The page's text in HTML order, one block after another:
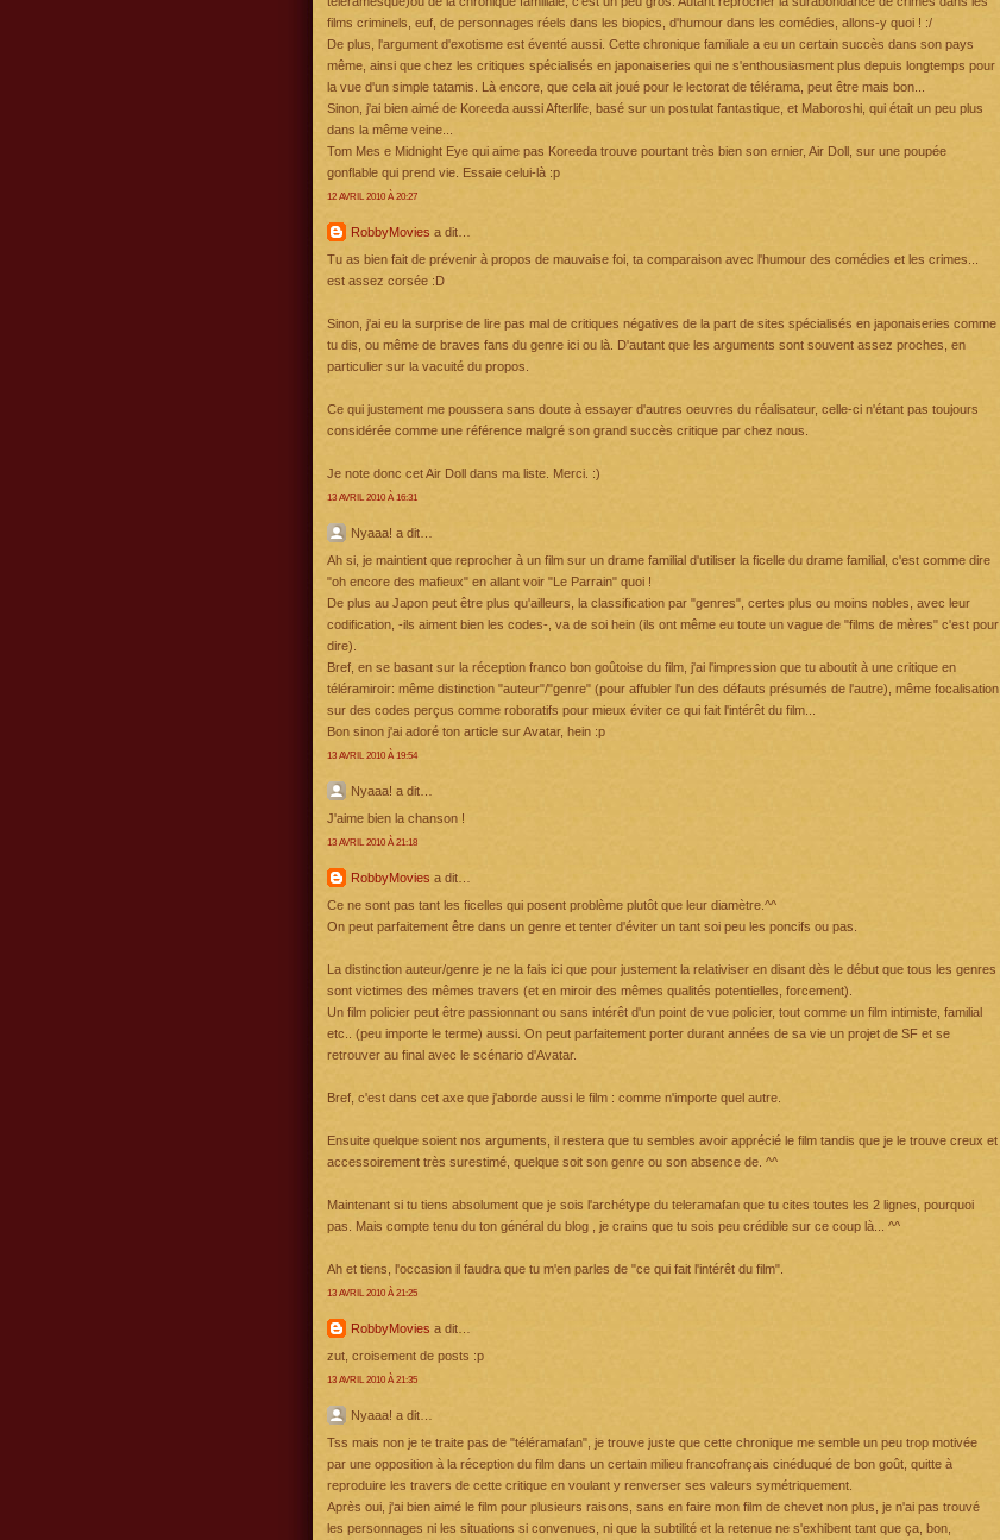
films criminels, euf, de personnages réels dans les biopics, d'humour dans les comédies, allons-y quoi ! :/
De plus, l'argument d'exotisme est éventé aussi. Cette chronique familiale a eu un certain succès dans son pays
même, ainsi que chez les critiques spécialisés en japonaiseries qui ne s'enthousiasment plus depuis longtemps pour
la vue d'un simple tatamis. Là encore, que cela ait joué pour le lectorat de télérama, peut être mais bon...
Sinon, j'ai bien aimé de Koreeda aussi Afterlife, basé sur un postulat fantastique, et Maboroshi, qui était un peu plus
dans la même veine...
Tom Mes e Midnight Eye qui aime pas Koreeda trouve pourtant très bien son ernier, Air Doll, sur une poupée
gonflable qui prend vie. Essaie celui-là :p
12 AVRIL 2010 À 20:27
RobbyMovies a dit…
Tu as bien fait de prévenir à propos de mauvaise foi, ta comparaison avec l'humour des comédies et les crimes...
est assez corsée :D
Sinon, j'ai eu la surprise de lire pas mal de critiques négatives de la part de sites spécialisés en japonaiseries comme
tu dis, ou même de braves fans du genre ici ou là. D'autant que les arguments sont souvent assez proches, en
particulier sur la vacuité du propos.
Ce qui justement me poussera sans doute à essayer d'autres oeuvres du réalisateur, celle-ci n'étant pas toujours
considérée comme une référence malgré son grand succès critique par chez nous.
Je note donc cet Air Doll dans ma liste. Merci. :)
13 AVRIL 2010 À 16:31
Nyaaa! a dit…
Ah si, je maintient que reprocher à un film sur un drame familial d'utiliser la ficelle du drame familial, c'est comme dire
"oh encore des mafieux" en allant voir "Le Parrain" quoi !
De plus au Japon peut être plus qu'ailleurs, la classification par "genres", certes plus ou moins nobles, avec leur
codification, -ils aiment bien les codes-, va de soi hein (ils ont même eu toute un vague de "films de mères" c'est pour
dire).
Bref, en se basant sur la réception franco bon goûtoise du film, j'ai l'impression que tu aboutit à une critique en
téléramiroir: même distinction "auteur"/"genre" (pour affubler l'un des défauts présumés de l'autre), même focalisation
sur des codes perçus comme roboratifs pour mieux éviter ce qui fait l'intérêt du film...
Bon sinon j'ai adoré ton article sur Avatar, hein :p
13 AVRIL 2010 À 19:54
Nyaaa! a dit…
J'aime bien la chanson !
13 AVRIL 2010 À 21:18
RobbyMovies a dit…
Ce ne sont pas tant les ficelles qui posent problème plutôt que leur diamètre.^^
On peut parfaitement être dans un genre et tenter d'éviter un tant soi peu les poncifs ou pas.
La distinction auteur/genre je ne la fais ici que pour justement la relativiser en disant dès le début que tous les genres
sont victimes des mêmes travers (et en miroir des mêmes qualités potentielles, forcement).
Un film policier peut être passionnant ou sans intérêt d'un point de vue policier, tout comme un film intimiste, familial
etc.. (peu importe le terme) aussi. On peut parfaitement porter durant années de sa vie un projet de SF et se
retrouver au final avec le scénario d'Avatar.
Bref, c'est dans cet axe que j'aborde aussi le film : comme n'importe quel autre.
Ensuite quelque soient nos arguments, il restera que tu sembles avoir apprécié le film tandis que je le trouve creux et
accessoirement très surestimé, quelque soit son genre ou son absence de. ^^
Maintenant si tu tiens absolument que je sois l'archétype du teleramafan que tu cites toutes les 2 lignes, pourquoi
pas. Mais compte tenu du ton général du blog , je crains que tu sois peu crédible sur ce coup là... ^^
Ah et tiens, l'occasion il faudra que tu m'en parles de "ce qui fait l'intérêt du film".
13 AVRIL 2010 À 21:25
RobbyMovies a dit…
zut, croisement de posts :p
13 AVRIL 2010 À 21:35
Nyaaa! a dit…
Tss mais non je te traite pas de "téléramafan", je trouve juste que cette chronique me semble un peu trop motivée
par une opposition à la réception du film dans un certain milieu francofrançais cinéduqué de bon goût, quitte à
reproduire les travers de cette critique en voulant y renverser ses valeurs symétriquement.
Après oui, j'ai bien aimé le film pour plusieurs raisons, sans en faire mon film de chevet non plus, je n'ai pas trouvé
les personnages ni les situations si convenues, ni que la subtilité et la retenue ne s'exhibent tant que ça, bon,